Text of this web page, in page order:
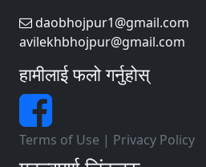
daobhojpur1@gmail.com
avilekhbhojpur@gmail.com
हामीलाई फलो गर्नुहोस्
Terms of Use | Privacy Policy